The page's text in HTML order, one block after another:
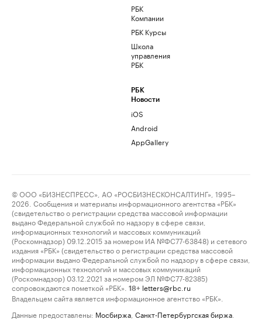
РБК
Компании
РБК Курсы
Школа
управления
РБК
РБК
Новости
iOS
Android
AppGallery
© ООО «БИЗНЕСПРЕСС», АО «РОСБИЗНЕСКОНСАЛТИНГ», 1995–
2026. Сообщения и материалы информационного агентства «РБК»
(свидетельство о регистрации средства массовой информации
выдано Федеральной службой по надзору в сфере связи,
информационных технологий и массовых коммуникаций
(Роскомнадзор) 09.12.2015 за номером ИА №ФС77-63848) и сетевого
издания «РБК» (свидетельство о регистрации средства массовой
информации выдано Федеральной службой по надзору в сфере связи,
информационных технологий и массовых коммуникаций
(Роскомнадзор) 03.12.2021 за номером ЭЛ №ФС77-82385)
сопровождаются пометкой «РБК».
18+ letters@rbc.ru
Владельцем сайта является информационное агентство «РБК».
Данные предоставлены: Мосбиржа Санкт-Петербургская биржа